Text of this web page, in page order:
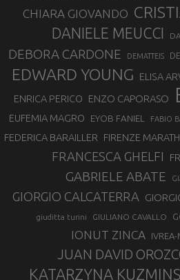
CHIARA GIOVANDO
DANIELE MEUCCI
DEBORA CARDONE DEMATTEIS
EDWARD YOUNG ELISA
ENRICA PERICO ENZO CAPORASO
EUFEMIA MAGRO EYOB FANIEL FABIO
FEDERICA BARAILLER FIRENZE
FRANCESCA GHELFI
GABRIELE ABATE
GIORGIO CALCATERRA
giuditta turini GIULIANO CAVALLO
IONUT ZINCA
JUAN DAVID
KATARZYNA